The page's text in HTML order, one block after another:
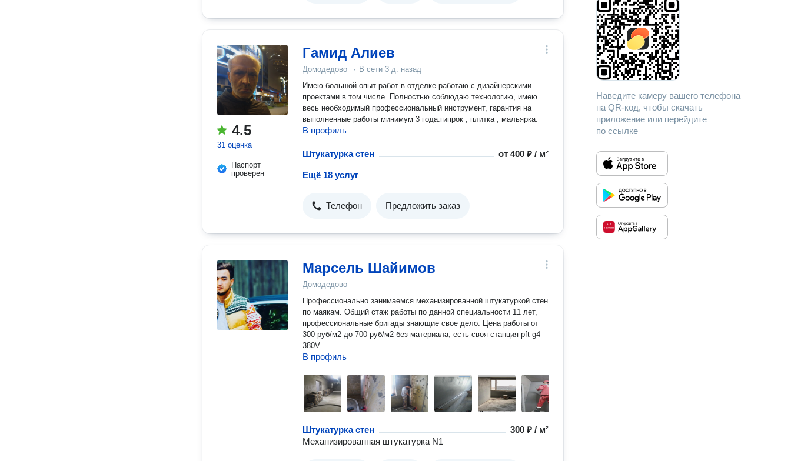
4.5
31 оценка
Паспорт
проверен
Гамид Алиев
Домодедово · В сети 3 д. назад
Имею большой опыт работ в отделке.работаю с дизайнерскими
проектами в том числе. Полностью соблюдаю технологию, имею
весь необходимый профессиональный инструмент, гарантия на
выполненные работы минимум 3 года.гипрок , плитка , мальярка.
В профиль
Штукатурка стен от400 ₽ / м²
Ещё 18 услуг
Телефон Предложить заказ
Марсель Шайимов
Домодедово
Профессионально занимаемся механизированной штукатуркой стен
по маякам. Общий стаж работы по данной специальности 11 лет,
профессиональные бригады знающие свое дело. Цена работы от
300 руб/м2 до 700 руб/м2 без материала, есть своя станция pft g4
380V
В профиль
Штукатурка стен
300 ₽ / м²
Механизированная штукатурка N1
Наведите камеру вашего телефона
на QR-код, чтобы скачать
приложение или перейдите
по ссылке